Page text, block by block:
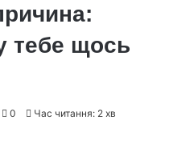
тебе щось
0 Час читання: 2 хв